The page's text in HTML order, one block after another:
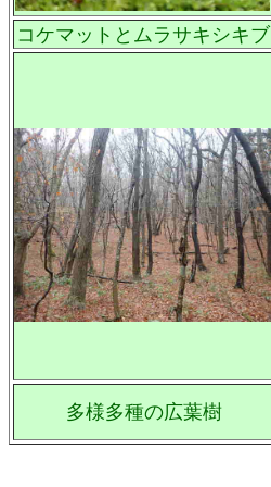
コケマットとムラサキシキブ
多様多種の広葉樹